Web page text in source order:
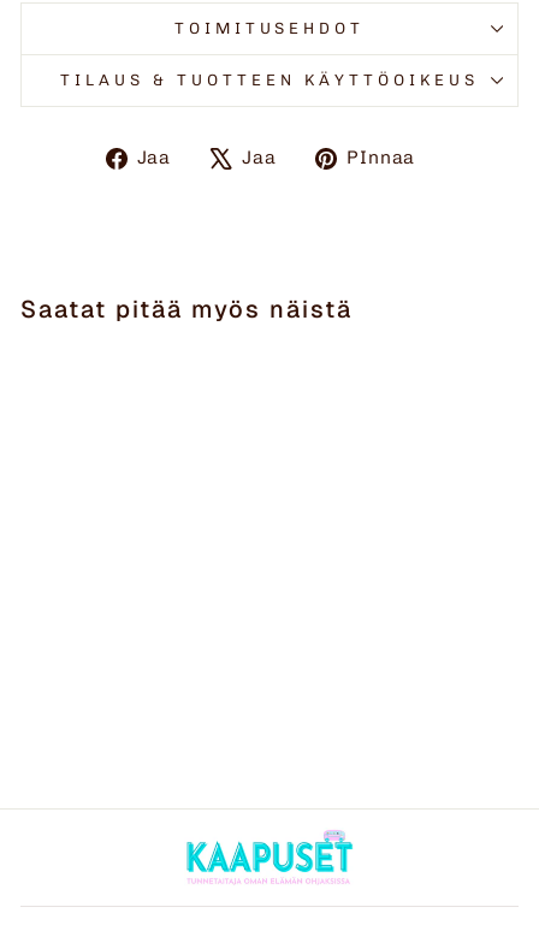
TOIMITUSEHDOT
TILAUS & TUOTTEEN KÄYTTÖOIKEUS
Jaa
Jaa
Jaa
TwiittaaPInnaa
Saatat pitää myös näistä